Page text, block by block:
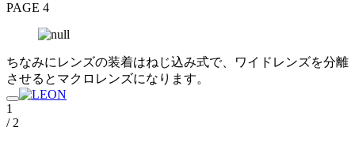
PAGE 4
ちなみにレンズの装着はねじ込み式で、ワイドレンズを分離
させるとマクロレンズになります。
1
/ 2